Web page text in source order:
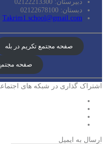
دبیرستان: 02122213300
دبستان: 02122678100
Takrim1.school@gmail.com
صفحه مجتمع تکریم در بله
صفحه مجتمع
اشتراک گذاری در شبکه های
ارسال به ایمیل